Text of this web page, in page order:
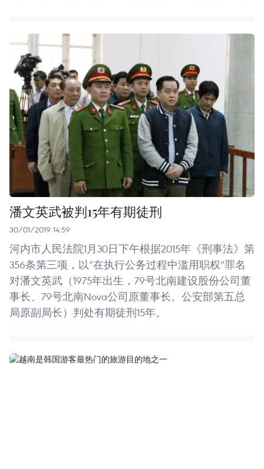
潘文英武被判15年有期徒刑
30/01/2019 14:59
河内市人民法院1月30日下午根据2015年《刑事法》第
356条第三项，以“在执行公务过程中滥用职权”罪名
对潘文英武（1975年出生，79号北南建设股份公司董
事长、79号北南Nova公司原董事长、公安部第五总
局原副局长）判处有期徒刑15年。